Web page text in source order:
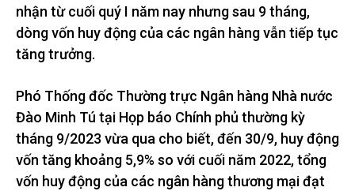
nhận từ cuối quý I năm nay nhưng sau 9 tháng,
dòng vốn huy động của các ngân hàng vẫn tiếp tục
tăng trưởng.
Phó Thống đốc Thường trực Ngân hàng Nhà nước
Đào Minh Tú tại Họp báo Chính phủ thường kỳ
tháng 9/2023 vừa qua cho biết, đến 30/9, huy động
vốn tăng khoảng 5,9% so với cuối năm 2022, tổng
vốn huy động của các ngân hàng thương mại đạt